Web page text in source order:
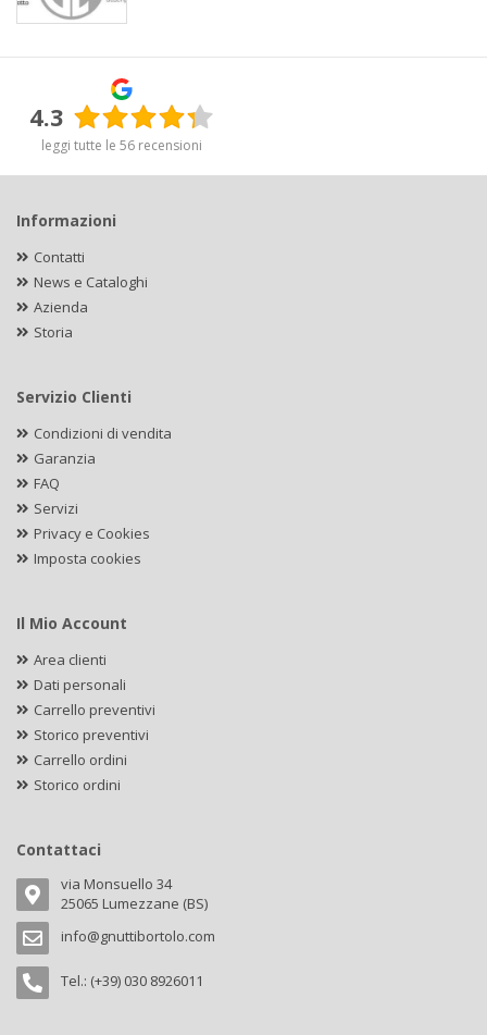
4.3
leggi tutte le 56 recensioni
Informazioni
Contatti
News e Cataloghi
Azienda
Storia
Servizio Clienti
Condizioni di vendita
Garanzia
FAQ
Servizi
Privacy e Cookies
Imposta cookies
Il Mio Account
Area clienti
Dati personali
Carrello preventivi
Storico preventivi
Carrello ordini
Storico ordini
Contattaci
via Monsuello 34
25065 Lumezzane (BS)
info@gnuttibortolo.com
Tel.: (+39) 030 8926011